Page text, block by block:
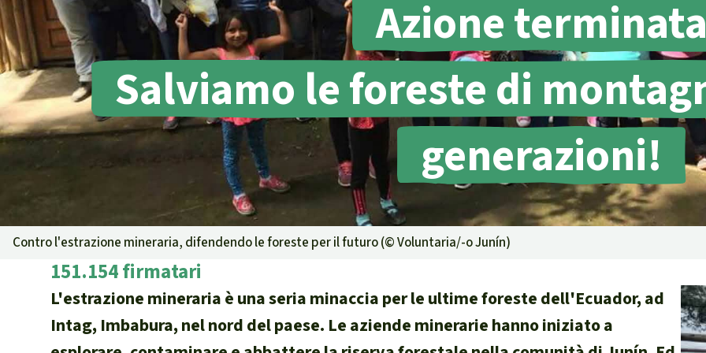
Landgrabbing
Difensori e Difensore
MDL
Soia
Chimalapas
Incendi
Domande e risposte
Alluminio
Criminalità ambientale,
narcotraffico e territori indigeni in
Amazzonia
Chaco
Domande e risposte
Contro l'estrazione mineraria, difendendo le foreste per il futuro (©Voluntaria/-o Junín)
Azione terminata
Salviamo le foreste di
generazioni!
151.154 firmatari
L'estrazione mineraria è una seria minaccia per le ultime foreste dell'Ecuador, ad
Intag, Imbabura, nel nord del paese. Le aziende minerarie hanno iniziato a